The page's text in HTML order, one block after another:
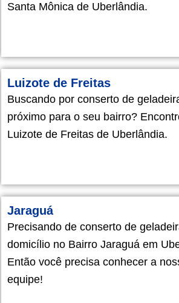
Santa Mônica de Uberlândia.
Luizote de Freitas
Buscando por conserto de
próximo para o seu bairro?
Luizote de Freitas de Uberlândia.
Jaraguá
Precisando de conserto de
domicílio no Bairro Jaraguá em
Então você precisa conhecer a
equipe!